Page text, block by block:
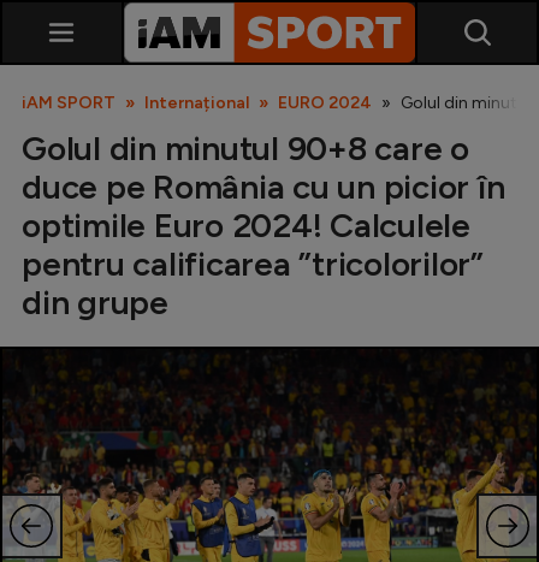
SuperLiga
Liga 2
Cupa României
Echipa Națională
U21
Fotbal feminin
iAM SPORT Internațional EURO 2024 Golul din minutul
Golul din minutul 90+8 care o
duce pe România cu un picior în
optimile Euro 2024! Calculele
pentru calificarea ”tricolorilor”
din grupe